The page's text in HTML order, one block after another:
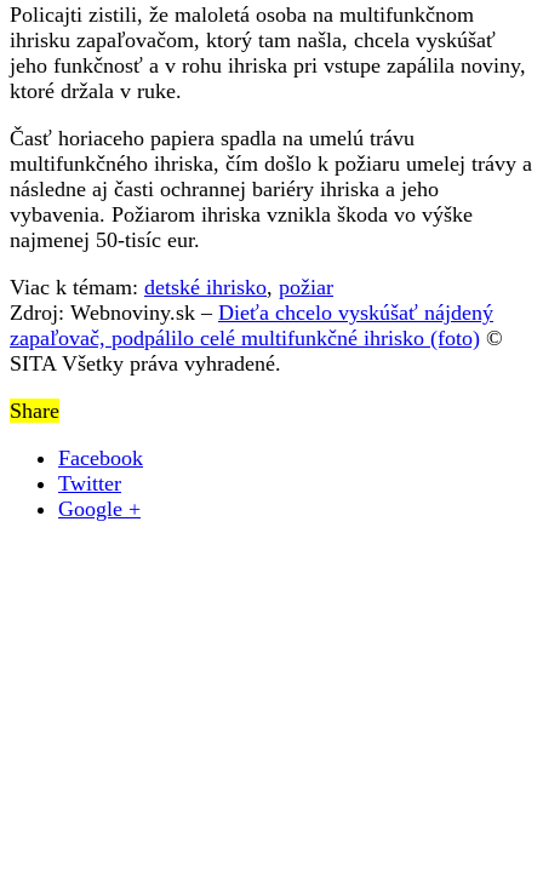
Policajti zistili, že maloletá osoba na multifunkčnom
ihrisku zapaľovačom, ktorý tam našla, chcela vyskúšať
jeho funkčnosť a v rohu ihriska pri vstupe zapálila noviny,
ktoré držala v ruke.
Časť horiaceho papiera spadla na umelú trávu
multifunkčného ihriska, čím došlo k požiaru umelej trávy a
následne aj časti ochrannej bariéry ihriska a jeho
vybavenia. Požiarom ihriska vznikla škoda vo výške
najmenej 50-tisíc eur.
Viac k témam: detské ihrisko, požiar
Zdroj: Webnoviny.sk – Dieťa chcelo vyskúšať nájdený
zapaľovač, podpálilo celé multifunkčné ihrisko (foto) ©
SITA Všetky práva vyhradené.
Share
Facebook
Twitter
Google +